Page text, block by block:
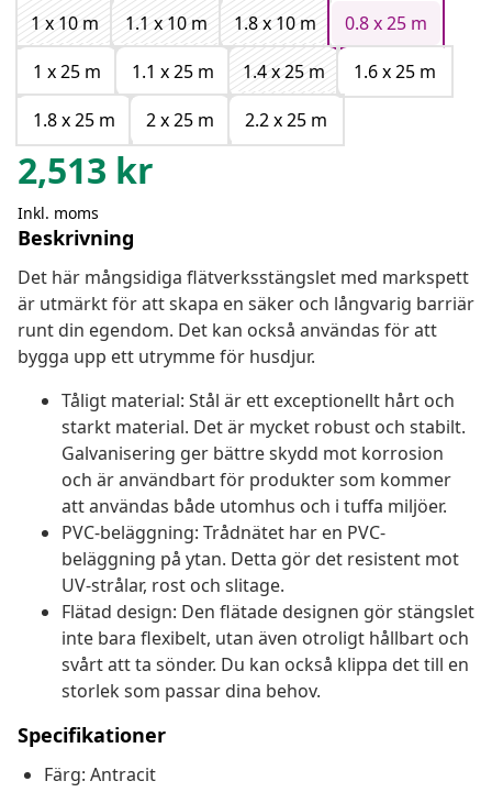
1 x 10 m
1.1 x 10 m 1.8 x 10 m
0.8 x 25 m
1 x 25 m
1.1 x 25 m 1.4 x 25 m
1.6 x 25 m
1.8 x 25 m
2 x 25 m 2.2 x 25 m
2,513 kr
Inkl. moms
Beskrivning
Det här mångsidiga flätverksstängslet med markspett
är utmärkt för att skapa en säker och långvarig barriär
runt din egendom. Det kan också användas för att
bygga upp ett utrymme för husdjur.
Tåligt material: Stål är ett exceptionellt hårt och
starkt material. Det är mycket robust och stabilt.
Galvanisering ger bättre skydd mot korrosion
och är användbart för produkter som kommer
att användas både utomhus och i tuffa miljöer.
PVC-beläggning: Trådnätet har en PVC-
beläggning på ytan. Detta gör det resistent mot
UV-strålar, rost och slitage.
Flätad design: Den flätade designen gör stängslet
inte bara flexibelt, utan även otroligt hållbart och
svårt att ta sönder. Du kan också klippa det till en
storlek som passar dina behov.
Specifikationer
Färg: Antracit